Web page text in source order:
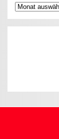
Archiv-
Beiträge